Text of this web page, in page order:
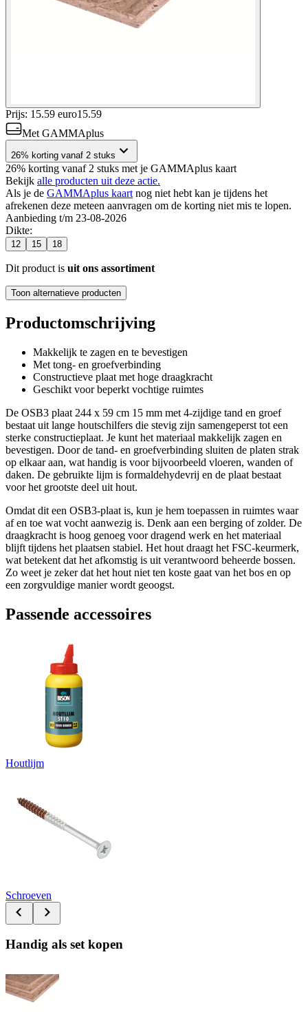
Prijs: 15.59 euro15.59
Met GAMMAplus
26% korting vanaf 2 stuks
26% korting vanaf 2 stuks met je GAMMAplus kaart
Bekijk alle producten uit deze actie.
Als je de GAMMAplus kaart nog niet hebt kan je tijdens het
afrekenen deze meteen aanvragen om de korting niet mis te lopen.
Aanbieding t/m 23-08-2026
Dikte:
12 15 18
Dit product is uit ons assortiment
Toon alternatieve producten
Productomschrijving
Makkelijk te zagen en te bevestigen
Met tong- en groefverbinding
Constructieve plaat met hoge draagkracht
Geschikt voor beperkt vochtige ruimtes
De OSB3 plaat 244 x 59 cm 15 mm met 4-zijdige tand en groef
bestaat uit lange houtschilfers die stevig zijn samengeperst tot een
sterke constructieplaat. Je kunt het materiaal makkelijk zagen en
bevestigen. Door de tand- en groefverbinding sluiten de platen strak
op elkaar aan, wat handig is voor bijvoorbeeld vloeren, wanden of
daken. De gebruikte lijm is formaldehydevrij en de plaat bestaat
voor het grootste deel uit hout.
Omdat dit een OSB3-plaat is, kun je hem toepassen in ruimtes waar
af en toe wat vocht aanwezig is. Denk aan een berging of zolder. De
draagkracht is hoog genoeg voor dragend werk en het materiaal
blijft tijdens het plaatsen stabiel. Het hout draagt het FSC-keurmerk,
wat betekent dat het afkomstig is uit verantwoord beheerde bossen.
Zo weet je zeker dat het hout niet ten koste gaat van het bos en op
een zorgvuldige manier wordt geoogst.
Passende accessoires
Houtlijm
Schroeven
Handig als set kopen